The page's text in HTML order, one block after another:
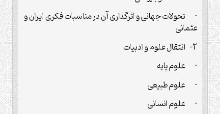
· تحولات جهانی و اثرگذاری آن در مناسبات فکری ایران و
عثمانی
2- انتقال علوم و ادبیات
· علوم پایه
· علوم طبیعی
· علوم انسانی